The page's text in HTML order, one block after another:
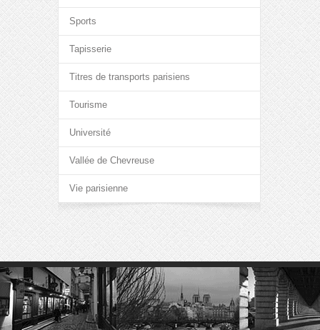
Sports
Tapisserie
Titres de transports parisiens
Tourisme
Université
Vallée de Chevreuse
Vie parisienne